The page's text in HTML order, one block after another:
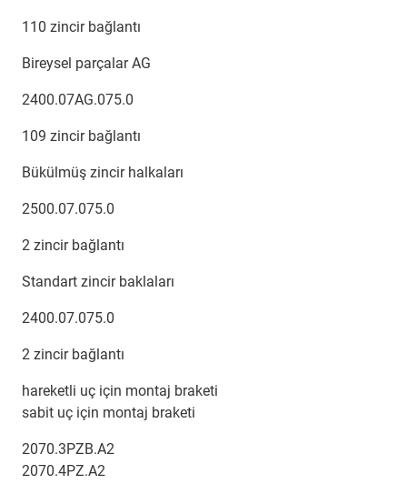
110 zincir bağlantı
Bireysel parçalar AG
2400.07AG.075.0
109 zincir bağlantı
Bükülmüş zincir halkaları
2500.07.075.0
2 zincir bağlantı
Standart zincir baklaları
2400.07.075.0
2 zincir bağlantı
hareketli uç için montaj braketi
sabit uç için montaj braketi
2070.3PZB.A2
2070.4PZ.A2